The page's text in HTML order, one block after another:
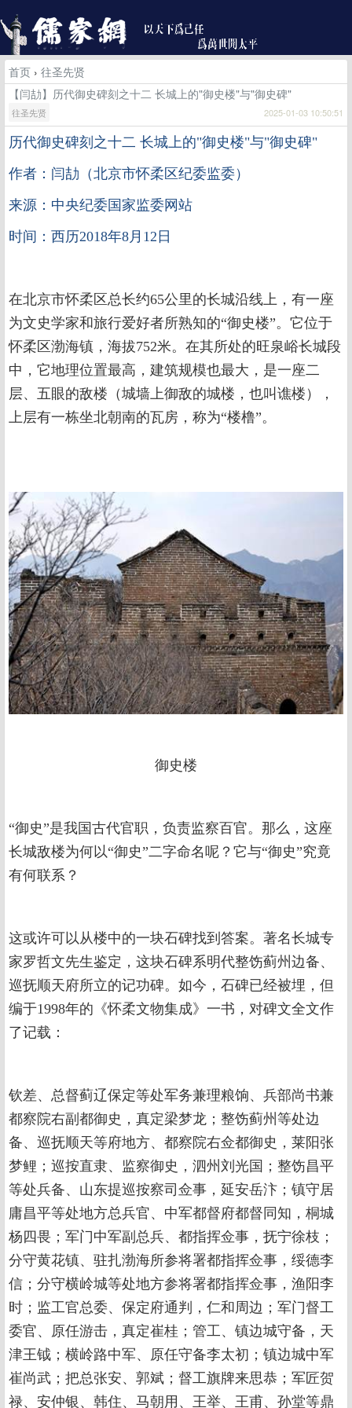
首页 › 往圣先贤
【闫劼】历代御史碑刻之十二 长城上的"御史楼"与"御史碑"
往圣先贤 2025-01-03 10:50:51
历代御史碑刻之十二 长城上的"御史楼"与"御史碑"
作者：闫劼（北京市怀柔区纪委监委）
来源：中央纪委国家监委网站
时间：西历2018年8月12日
在北京市怀柔区总长约65公里的长城沿线上，有一座
为文史学家和旅行爱好者所熟知的“御史楼”。它位于
怀柔区渤海镇，海拔752米。在其所处的旺泉峪长城段
中，它地理位置最高，建筑规模也最大，是一座二
层、五眼的敌楼（城墙上御敌的城楼，也叫谯楼），
上层有一栋坐北朝南的瓦房，称为“楼橹”。
御史楼
“御史”是我国古代官职，负责监察百官。那么，这座
长城敌楼为何以“御史”二字命名呢？它与“御史”究竟
有何联系？
这或许可以从楼中的一块石碑找到答案。著名长城专
家罗哲文先生鉴定，这块石碑系明代整饬蓟州边备、
巡抚顺天府所立的记功碑。如今，石碑已经被埋，但
编于1998年的《怀柔文物集成》一书，对碑文全文作
了记载：
钦差、总督蓟辽保定等处军务兼理粮饷、兵部尚书兼
都察院右副都御史，真定梁梦龙；整饬蓟州等处边
备、巡抚顺天等府地方、都察院右佥都御史，莱阳张
梦鲤；巡按直隶、监察御史，泗州刘光国；整饬昌平
等处兵备、山东提巡按察司佥事，延安岳汴；镇守居
庸昌平等处地方总兵官、中军都督府都督同知，桐城
杨四畏；军门中军副总兵、都指挥佥事，抚宁徐枝；
分守黄花镇、驻扎渤海所参将署都指挥佥事，绥德李
信；分守横岭城等处地方参将署都指挥佥事，渔阳李
时；监工官总委、保定府通判，仁和周边；军门督工
委官、原任游击，真定崔桂；管工、镇边城守备，天
津王钺；横岭路中军、原任守备李太初；镇边城中军
崔尚武；把总张安、郭斌；督工旗牌来思恭；军匠贺
禄、安仲银、韩住、马朝用、王举、王甫、孙堂等鼎